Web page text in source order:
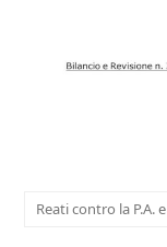
Reati contro la P.A.